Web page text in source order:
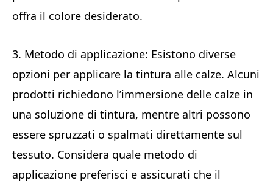
offra il colore desiderato.
3. Metodo di applicazione: Esistono diverse
opzioni per applicare la tintura alle calze. Alcuni
prodotti richiedono l’immersione delle calze in
una soluzione di tintura, mentre altri possono
essere spruzzati o spalmati direttamente sul
tessuto. Considera quale metodo di
applicazione preferisci e assicurati che il